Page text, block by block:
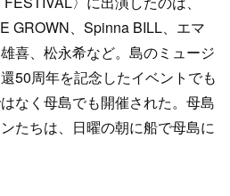
GROWN、Spinna BILL、エマ
喜、松永希など。島のミュージ
50周年を記念したイベントでも
なく母島でも開催された。母島
たちは、日曜の朝に船で母島に